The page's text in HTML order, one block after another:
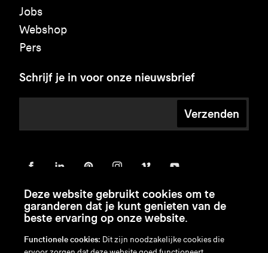
Jobs
Webshop
Pers
Schrijf je in voor onze nieuwsbrief
Verzenden
Deze website gebruikt cookies om te
garanderen dat je kunt genieten van de
beste ervaring op onze website.
Functionele cookies: Dit zijn noodzakelijke cookies die